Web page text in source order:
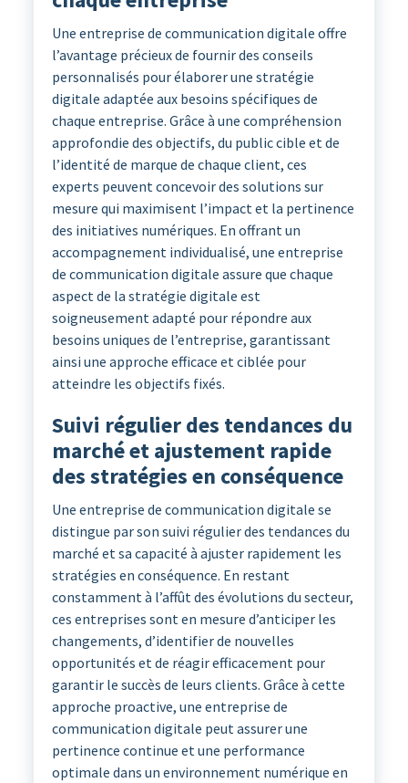
Une entreprise de communication digitale offre
l’avantage précieux de fournir des conseils
personnalisés pour élaborer une stratégie
digitale adaptée aux besoins spécifiques de
chaque entreprise. Grâce à une compréhension
approfondie des objectifs, du public cible et de
l’identité de marque de chaque client, ces
experts peuvent concevoir des solutions sur
mesure qui maximisent l’impact et la pertinence
des initiatives numériques. En offrant un
accompagnement individualisé, une entreprise
de communication digitale assure que chaque
aspect de la stratégie digitale est
soigneusement adapté pour répondre aux
besoins uniques de l’entreprise, garantissant
ainsi une approche efficace et ciblée pour
atteindre les objectifs fixés.
Suivi régulier des tendances du
marché et ajustement rapide
des stratégies en conséquence
Une entreprise de communication digitale se
distingue par son suivi régulier des tendances du
marché et sa capacité à ajuster rapidement les
stratégies en conséquence. En restant
constamment à l’affût des évolutions du secteur,
ces entreprises sont en mesure d’anticiper les
changements, d’identifier de nouvelles
opportunités et de réagir efficacement pour
garantir le succès de leurs clients. Grâce à cette
approche proactive, une entreprise de
communication digitale peut assurer une
pertinence continue et une performance
optimale dans un environnement numérique en